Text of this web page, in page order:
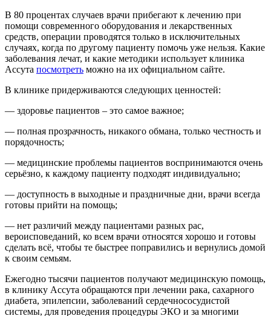
В 80 процентах случаев врачи прибегают к лечению при
помощи современного оборудования и лекарственных
средств, операции проводятся только в исключительных
случаях, когда по другому пациенту помочь уже нельзя. Какие
заболевания лечат, и какие методики использует клиника
Ассута посмотреть можно на их официальном сайте.
В клинике придерживаются следующих ценностей:
— здоровье пациентов – это самое важное;
— полная прозрачность, никакого обмана, только честность и
порядочность;
— медицинские проблемы пациентов воспринимаются очень
серьёзно, к каждому пациенту подходят индивидуально;
— доступность в выходные и праздничные дни, врачи всегда
готовы прийти на помощь;
— нет различий между пациентами разных рас,
вероисповеданий, ко всем врачи относятся хорошо и готовы
сделать всё, чтобы те быстрее поправились и вернулись домой
к своим семьям.
Ежегодно тысячи пациентов получают медицинскую помощь,
в клинику Ассута обращаются при лечении рака, сахарного
диабета, эпилепсии, заболеваний сердечнососудистой
системы, для проведения процедуры ЭКО и за многими